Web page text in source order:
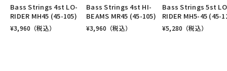
Bass Strings 4st LO-
RIDER MH45 (45-105)
¥3,960 （税込）
Bass Strings 4st HI-
BEAMS MR45 (45-105)
¥3,960 （税込）
Bass Strings 5st
RIDER MH5-45 (45-
¥5,280 （税込）